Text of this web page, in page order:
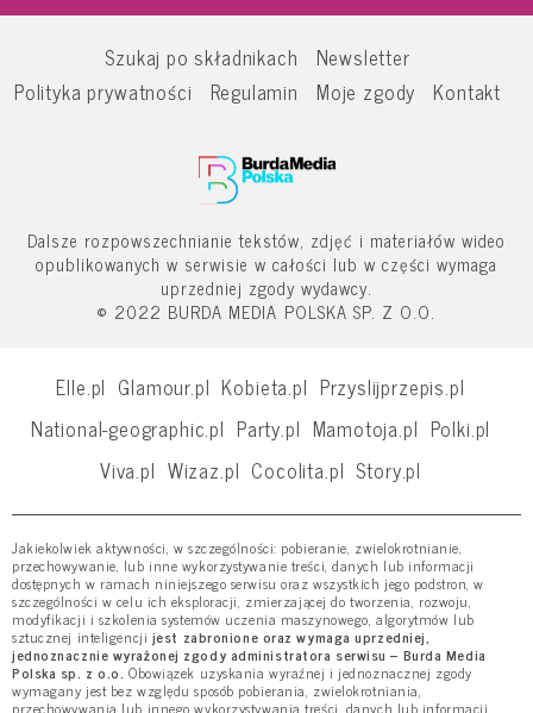
Szukaj po składnikach
Newsletter
Polityka prywatności
Regulamin Moje zgody Kontakt
Dalsze rozpowszechnianie tekstów, zdjęć i materiałów wideo
opublikowanych w serwisie w całości lub w części wymaga
uprzedniej zgody wydawcy.
© 2022 BURDA MEDIA POLSKA SP. Z O.O.
Elle.pl Glamour.pl Kobieta.pl Przyslijprzepis.pl
National-geographic.pl Party.pl Mamotoja.pl Polki.pl
Viva.pl Wizaz.pl Cocolita.pl Story.pl
Jakiekolwiek aktywności, w szczególności: pobieranie, zwielokrotnianie,
przechowywanie, lub inne wykorzystywanie treści, danych lub informacji
dostępnych w ramach niniejszego serwisu oraz wszystkich jego podstron, w
szczególności w celu ich eksploracji, zmierzającej do tworzenia, rozwoju,
modyfikacji i szkolenia systemów uczenia maszynowego, algorytmów lub
sztucznej inteligencji jest zabronione oraz wymaga uprzedniej,
jednoznacznie wyrażonej zgody administratora serwisu – Burda Media
Polska sp. z o.o. Obowiązek uzyskania wyraźnej i jednoznacznej zgody
wymagany jest bez względu sposób pobierania, zwielokrotniania,
przechowywania lub innego wykorzystywania treści, danych lub informacji